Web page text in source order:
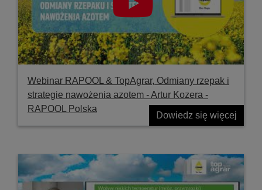
Webinar RAPOOL & TopAgrar, Odmiany rzepak i
strategie nawożenia azotem - Artur Kozera -
RAPOOL Polska
Dowiedz się więcej